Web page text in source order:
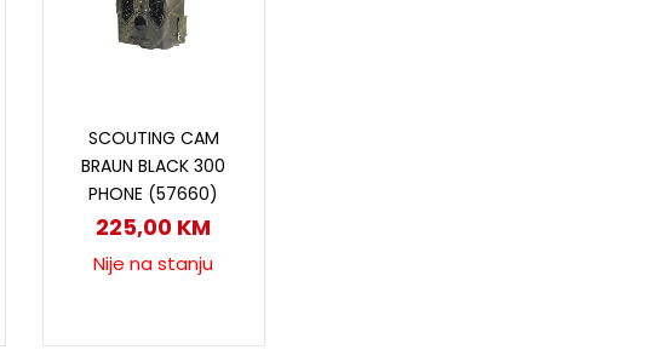
SCOUTING CAM
BRAUN BLACK 300
PHONE (57660)
225,00 KM
Nije na stanju